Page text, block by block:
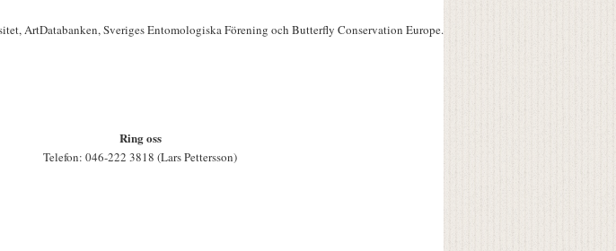
ArtDatabanken, Sveriges Entomologiska Förening och Butterfly Conservation Europe.
Ring oss
Telefon: 046-222 3818 (Lars Pettersson)